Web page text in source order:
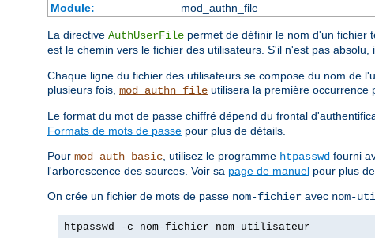
Module:
mod_authn_file
La directive AuthUserFile permet de définir le nom d'un fichier
est le chemin vers le fichier des utilisateurs. S'il n'est pas
Chaque ligne du fichier des utilisateurs se compose du nom de
plusieurs fois, mod_authn_file utilisera la première occurrence
Le format du mot de passe chiffré dépend du frontal
Formats de mots de passe pour plus de détails.
Pour mod_auth_basic , utilisez le programme htpasswd fourni
l'arborescence des sources. Voir sa page de manuel pour plus
On crée un fichier de mots de passe nom-fichier avec nom-
htpasswd -c nom-fichier nom-utilisateur